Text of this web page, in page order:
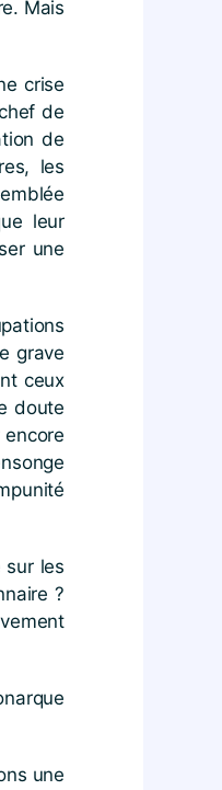
Mais
crise
de
de
les
leur
une
grave
ceux
doute
sur les
?
une